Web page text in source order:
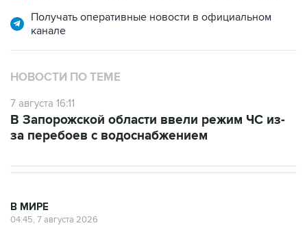
Получать оперативные новости в официальном
канале
НОВОСТИ ПО ТЕМЕ
7 августа 16:11
В Запорожской области ввели режим ЧС из-
за перебоев с водоснабжением
В МИРЕ
04:45, 7 августа 2026